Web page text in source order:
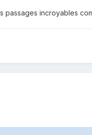
incroyables